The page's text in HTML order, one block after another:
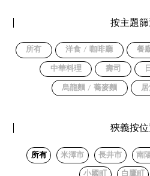
按主題篩
所有 洋食 / 咖啡廳 餐
中華料理 壽司
烏龍麵 / 蕎麥麵
狹義按位
所有 米澤市 長井市 南
小國町 白鷹町